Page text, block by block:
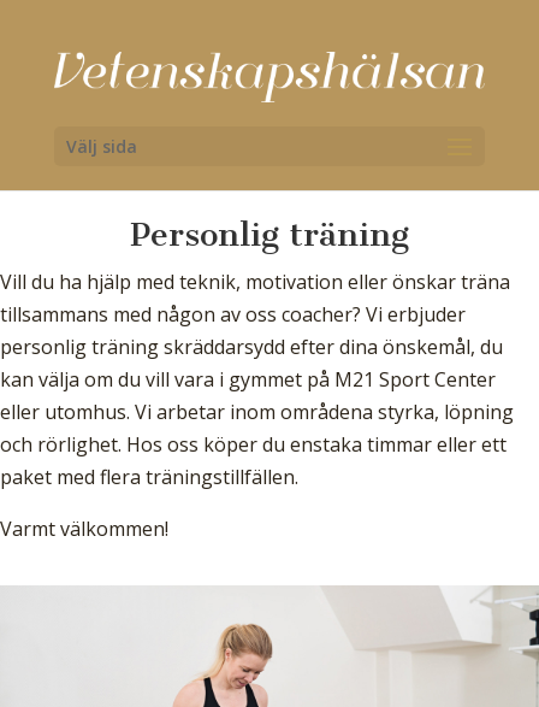
Välj sida
Personlig träning
Vill du ha hjälp med teknik, motivation eller önskar träna
tillsammans med någon av oss coacher? Vi erbjuder
personlig träning skräddarsydd efter dina önskemål, du
kan välja om du vill vara i gymmet på M21 Sport Center
eller utomhus. Vi arbetar inom områdena styrka, löpning
och rörlighet. Hos oss köper du enstaka timmar eller ett
paket med flera träningstillfällen.
Varmt välkommen!